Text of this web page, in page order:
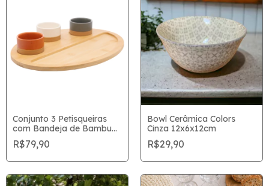
Conjunto 3 Petisqueiras
com Bandeja de Bambu
33 x 25 x 4cm
R$79,90
Bowl Cerâmica Colors
Cinza 12x6x12cm
R$29,90